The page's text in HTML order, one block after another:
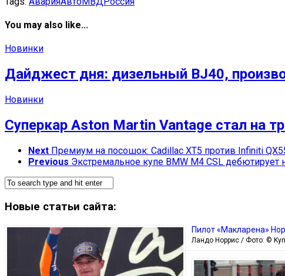
You may also like...
Новинки
Дайджест дня: дизельный BJ40,
Новинки
Суперкар Aston Martin Vantage стал на
Next Премиум на посошок: Cadillac XT5 против Infiniti
Previous Экстремальное купе BMW M4 CSL
Новые статьи сайта:
Пилот «Макларена»
Ландо Норрис / Фото: ©